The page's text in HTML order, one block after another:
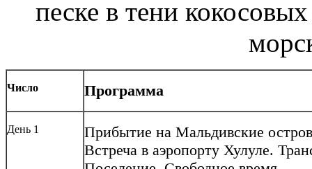
песке в тени
Число Программа
День 1
Прибытие на Мальдивские
Встреча в аэропорту Хулуле.